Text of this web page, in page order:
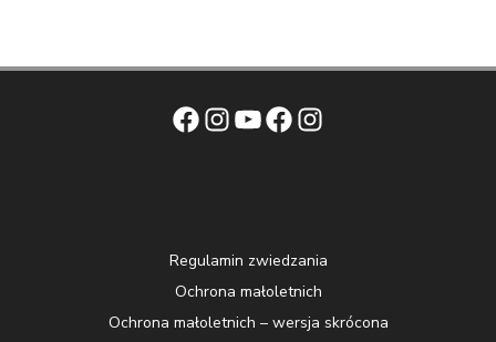
Facebook
Instagram
YouTube
Facebook
Instagram
Regulamin zwiedzania
Ochrona małoletnich
Ochrona małoletnich – wersja skrócona